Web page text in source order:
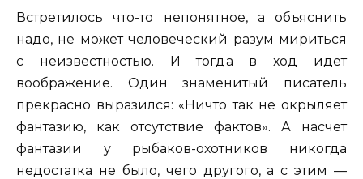
Встретилось что-то непонятное, а объяснить
надо, не может человеческий разум мириться
с неизвестностью. И тогда в ход идет
воображение. Один знаменитый писатель
прекрасно выразился: «Ничто так не окрыляет
фантазию, как отсутствие фактов». А насчет
фантазии у рыбаков-охотников никогда
недостатка не было, чего другого, а с этим —